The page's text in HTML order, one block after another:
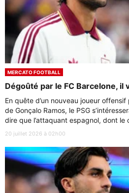
MERCATO FOOTBALL
Dégoûté par le FC Barcelone, il
En quête d’un nouveau joueur
de Gonçalo Ramos, le PSG
dire que l’attaquant espagnol, dont le
20 juillet 2026 à 02h00